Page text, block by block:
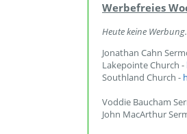
Werbefreies
Heute keine
Jonathan Cahn
Lakepointe Church -
Southland Church -
Voddie Baucham
John MacArthur